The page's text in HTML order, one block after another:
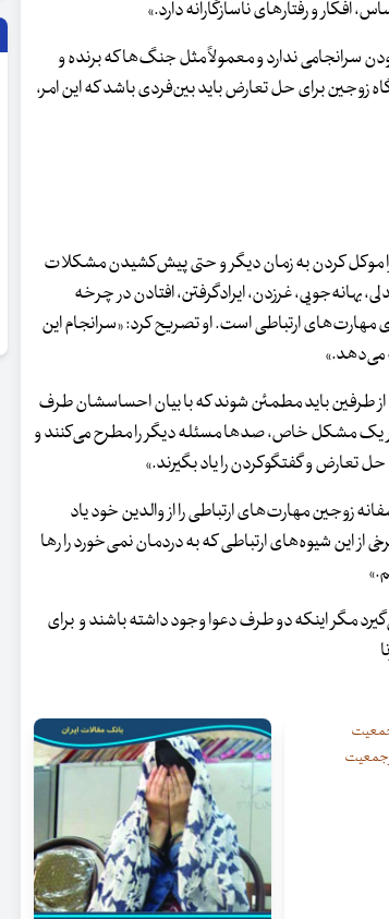
و رفتارهای ناسازگارانه دارد.»
سرانجامی ندارد و معمولاً مثل جنگ‌ها که برنده و
زوجین برای حل تعارض باید بین‌فردی باشد که این امر،
کردن به زمان دیگر و حتی پیش‌کشیدن مشکلات
غرزدن، ایرادگرفتن، افتادن در چرخه
مهارت‌های ارتباطی است. او تصریح کرد: «سرانجام این
می‌دهد.»
از طرفین باید مطمئن شوند که با بیان احساسشان طرف
یک مشکل خاص، صدها مسئله دیگر را مطرح می‌کنند و
و گفتگوکردن را یاد بگیرند.»
زوجین مهارت‌های ارتباطی را از والدین خود یاد
از این شیوه‌های ارتباطی که به دردمان نمی‌خورد را رها
مگر اینکه دو طرف دعوا وجود داشته باشند و برای